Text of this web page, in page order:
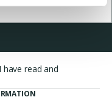
have read and